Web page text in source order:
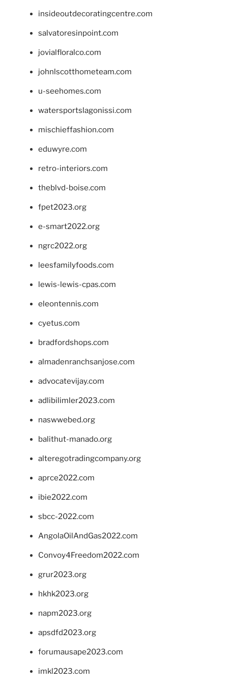
insideoutdecoratingcentre.com
salvatoresinpoint.com
jovialfloralco.com
johnlscotthometeam.com
u-seehomes.com
watersportslagonissi.com
mischieffashion.com
eduwyre.com
retro-interiors.com
theblvd-boise.com
fpet2023.org
e-smart2022.org
ngrc2022.org
leesfamilyfoods.com
lewis-lewis-cpas.com
eleontennis.com
cyetus.com
bradfordshops.com
almadenranchsanjose.com
advocatevijay.com
adlibilimler2023.com
naswwebed.org
balithut-manado.org
alteregotradingcompany.org
aprce2022.com
ibie2022.com
sbcc-2022.com
AngolaOilAndGas2022.com
Convoy4Freedom2022.com
grur2023.org
hkhk2023.org
napm2023.org
apsdfd2023.org
forumausape2023.com
imkl2023.com